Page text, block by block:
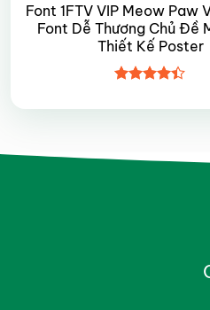
Font 1FTV VIP Meow Paw
Font Dễ Thương Chủ Đề
Thiết Kế Poster
hạng4.4